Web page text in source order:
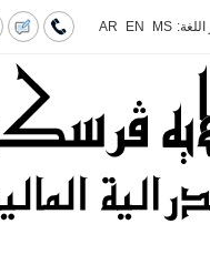
اللغة: MS
EN
AR